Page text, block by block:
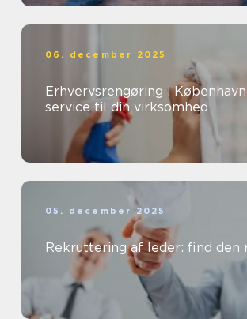
06. december 2025
Erhvervsrengøring i
service til din virksomhed
05. december 2025
Rekruttering af leder: find den